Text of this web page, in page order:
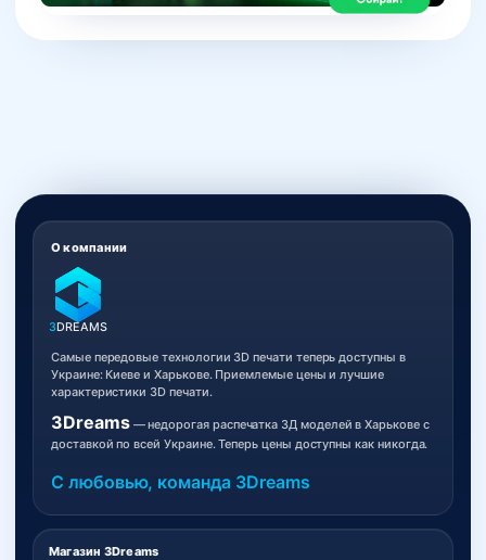
Магазин 3Dreams
О компании
3DREAMS
Самые передовые технологии 3D печати теперь доступны в
Украине: Киеве и Харькове. Приемлемые цены и лучшие
характеристики 3D печати.
3Dreams— недорогая распечатка 3Д моделей в Харькове с
доставкой по всей Украине. Теперь цены доступны как никогда.
С любовью, команда 3Dreams